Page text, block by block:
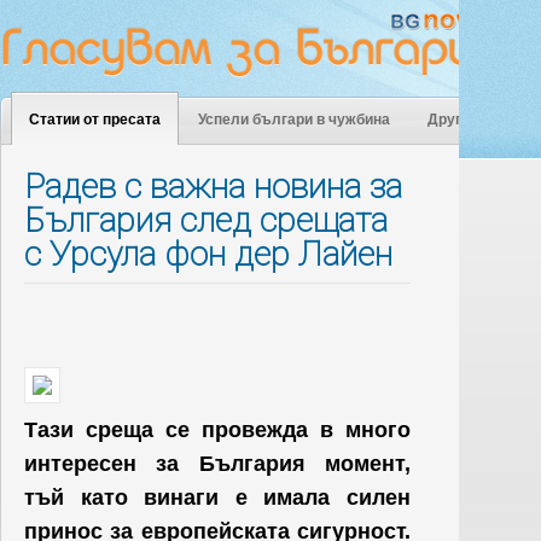
Статии от пресата Успели българи в чужбина Други
Радев с важна новина за
България след срещата
с Урсула фон дер Лайен
Тази среща се провежда в много
интересен за България момент,
тъй като винаги е имала силен
принос за европейската сигурност.